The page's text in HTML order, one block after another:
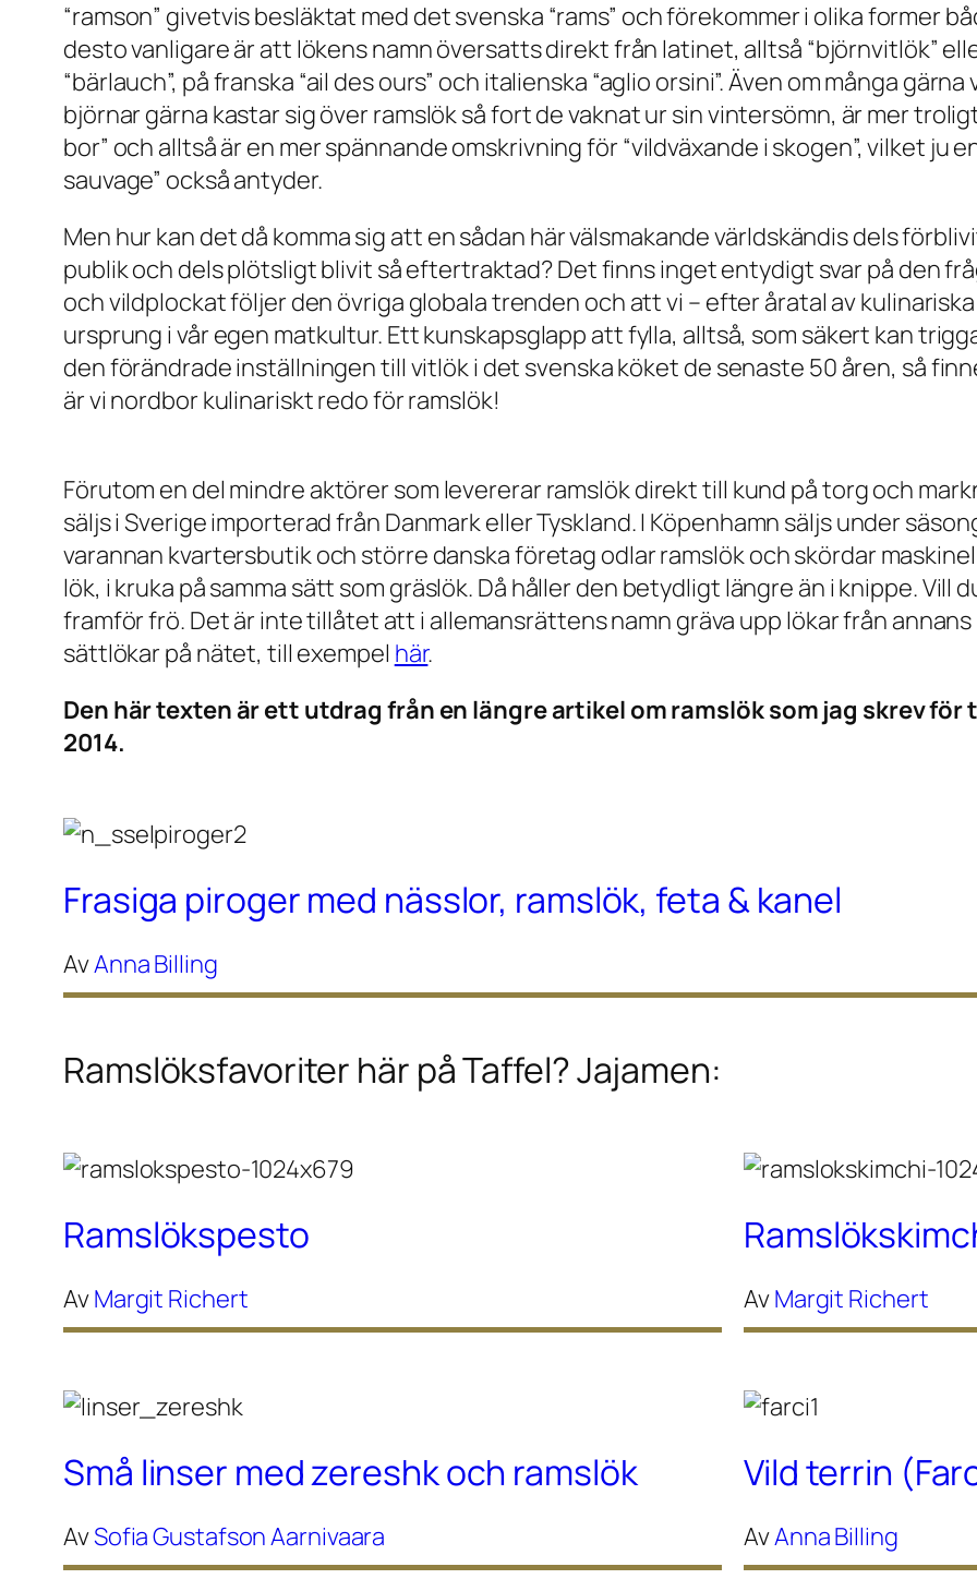
“ramson” givetvis besläktat med det svenska “rams” och förekommer i olika former
desto vanligare är att lökens namn översatts direkt från latinet, alltså “björnvitlök”
“bärlauch”, på franska “ail des ours” och italienska “aglio orsini”. Även om många
björnar gärna kastar sig över ramslök så fort de vaknat ur sin vintersömn, är mer
bor” och alltså är en mer spännande omskrivning för “vildväxande i skogen”, vilket ju
sauvage” också antyder.
Men hur kan det då komma sig att en sådan här välsmakande världskändis dels
publik och dels plötsligt blivit så eftertraktad? Det finns inget entydigt svar på den
och vildplockat följer den övriga globala trenden och att vi – efter åratal av
ursprung i vår egen matkultur. Ett kunskapsglapp att fylla, alltså, som säkert kan
den förändrade inställningen till vitlök i det svenska köket de senaste 50 åren, så
är vi nordbor kulinariskt redo för ramslök!
Förutom en del mindre aktörer som levererar ramslök direkt till kund på torg och
säljs i Sverige importerad från Danmark eller Tyskland. I Köpenhamn säljs under
varannan kvartersbutik och större danska företag odlar ramslök och skördar
lök, i kruka på samma sätt som gräslök. Då håller den betydligt längre än i knippe. Vill
framför frö. Det är inte tillåtet att i allemansrättens namn gräva upp lökar från
sättlökar på nätet, till exempel här.
Den här texten är ett utdrag från en längre artikel om ramslök som jag skrev
2014.
Frasiga piroger med nässlor, ramslök, feta & kanel
AvAnna Billing
Ramslöksfavoriter här på Taffel? Jajamen:
Ramslökspesto
AvMargit Richert AvMargit Richert
Små linser med zereshk och ramslök
AvSofia Gustafson Aarnivaara
Vild terrin
AvAnna Billing